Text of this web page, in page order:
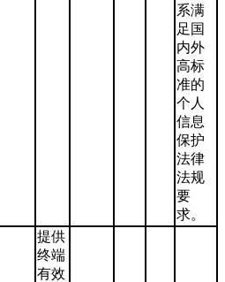
系满
足国
内外
高标
准的
个人
信息
保护
法律
法规
要
求。
提供
终端
有效